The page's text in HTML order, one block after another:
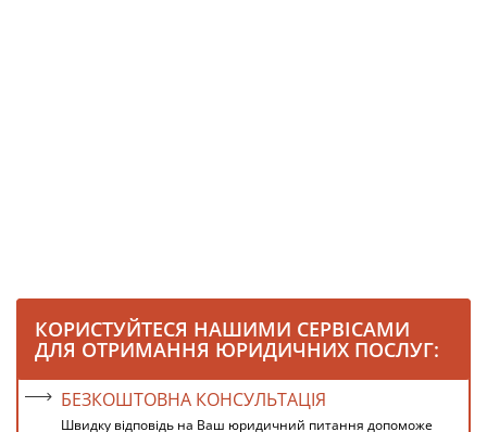
КОРИСТУЙТЕСЯ НАШИМИ СЕРВІСАМИ
ДЛЯ ОТРИМАННЯ ЮРИДИЧНИХ ПОСЛУГ:
БЕЗКОШТОВНА КОНСУЛЬТАЦІЯ
Швидку відповідь на Ваш юридичний питання допоможе